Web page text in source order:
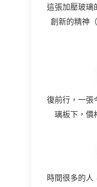
這張加壓玻璃
創新的精神
復前行，一張
璃板下，價
時間很多的人